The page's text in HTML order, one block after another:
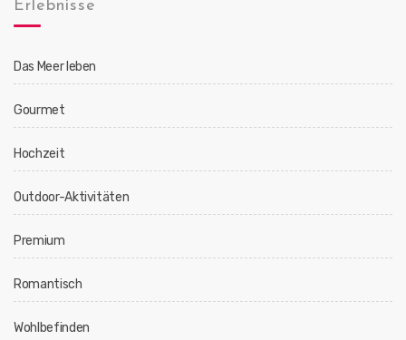
Erlebnisse
Das Meer leben
Gourmet
Hochzeit
Outdoor-Aktivitäten
Premium
Romantisch
Wohlbefinden